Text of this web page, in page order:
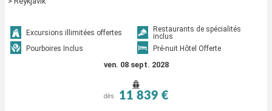
Excursions illimitées offertes
Restaurants de spécialités
inclus
Pourboires Inclus
Pré-nuit Hôtel Offerte
ven. 08 sept. 2028
dès 11 839 €